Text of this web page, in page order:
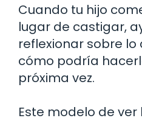
Cuando tu hijo
lugar de castigar,
reflexionar sobre lo
cómo podría
próxima vez.
Este modelo de